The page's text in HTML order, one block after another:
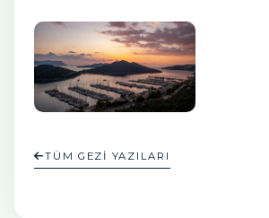
TÜM GEZI YAZILARI